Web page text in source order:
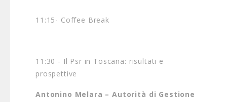
11:15- Coffee Break
11:30 - Il Psr in Toscana: risultati e
prospettive
Antonino Melara – Autorità di Gestione